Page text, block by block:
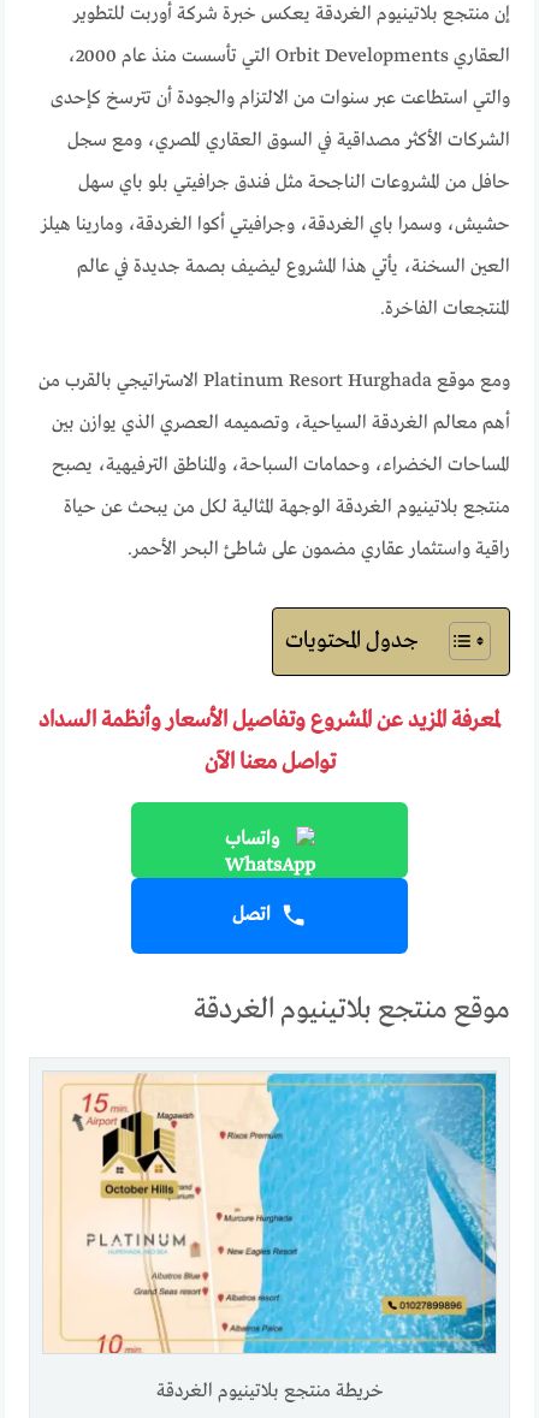
إن منتجع بلاتينيوم الغردقة يعكس خبرة شركة أوربت للتطوير
العقاري Orbit Developments التي تأسست منذ عام 2000،
والتي استطاعت عبر سنوات من الالتزام والجودة أن تترسخ كإحدى
الشركات الأكثر مصداقية في السوق العقاري المصري، ومع سجل
حافل من المشروعات الناجحة مثل فندق جرافيتي بلو باي سهل
حشيش، وسمرا باي الغردقة، وجرافيتي أكوا الغردقة، ومارينا هيلز
العين السخنة، يأتي هذا المشروع ليضيف بصمة جديدة في عالم
المنتجعات الفاخرة.
ومع موقع Platinum Resort Hurghada الاستراتيجي بالقرب من
أهم معالم الغردقة السياحية، وتصميمه العصري الذي يوازن بين
المساحات الخضراء، وحمامات السباحة، والمناطق الترفيهية، يصبح
منتجع بلاتينيوم الغردقة الوجهة المثالية لكل من يبحث عن حياة
راقية واستثمار عقاري مضمون على شاطئ البحر الأحمر.
جدول المحتويات
لمعرفة المزيد عن المشروع وتفاصيل الأسعار وأنظمة السداد
تواصل معنا الآن
واتساب
اتصل
موقع منتجع بلاتينيوم الغردقة
خريطة منتجع بلاتينيوم الغردقة